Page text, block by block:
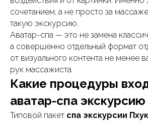
сочетанием, а не просто за
такую экскурсию.
Аватар-спа — это не замена
а совершенно отдельный формат
от визуального контента не менее
рук массажиста.
Какие процедуры
аватар-спа
Типовой пакет спа экскурсии